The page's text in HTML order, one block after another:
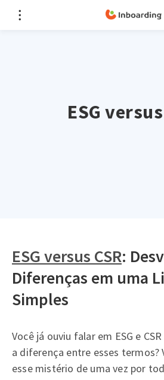
ESG
ESG versus CSR:
Diferenças em uma
Simples
Você já ouviu falar em ESG e
a diferença entre esses termos?
esse mistério de uma vez por